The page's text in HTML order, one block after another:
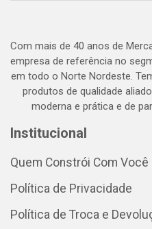
Com mais de 40 anos de
empresa de referência no
em todo o Norte Nordeste.
produtos de qualidade
moderna e prática e de
Institucional
Quem Constrói Com Você
Política de Privacidade
Política de Troca e